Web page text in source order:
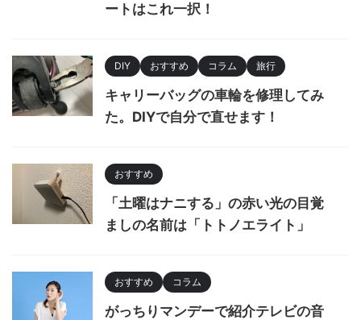
ートはこれ一択！
DIY おすすめ コラム 旅行
キャリーバッグの車輪を修理してみ
た。DIYで自分で直せます！
おすすめ
「土曜はナニする」の赤い光の目覚
ましの名前は「トトノエライト」
おすすめ コラム
がっちりマンデーで紹介テレビの音